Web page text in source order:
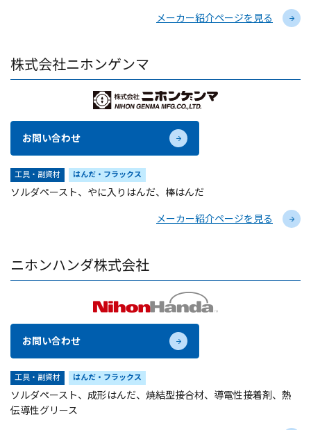
メーカー紹介ページを見る
株式会社ニホンゲンマ
お問い合わせ
工具・副資材 はんだ・フラックス
ソルダペースト、やに入りはんだ、棒はんだ
メーカー紹介ページを見る
ニホンハンダ株式会社
お問い合わせ
工具・副資材 はんだ・フラックス
ソルダペースト、成形はんだ、焼結型接合材、導電性接着剤、熱
伝導性グリース